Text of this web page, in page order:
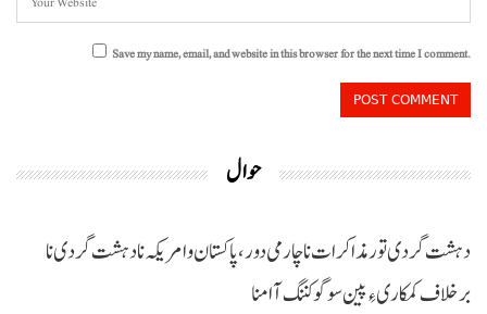
Save my name, email, and website in this browser for the next time I comment.
حوال
دہشت گردی تور مذاکرات نا چارمی دور،پاکستان و امریکہ نا دہشت گردی نا
برخلاف کمکاری ءِ پین سوگو کننگ آ امنا